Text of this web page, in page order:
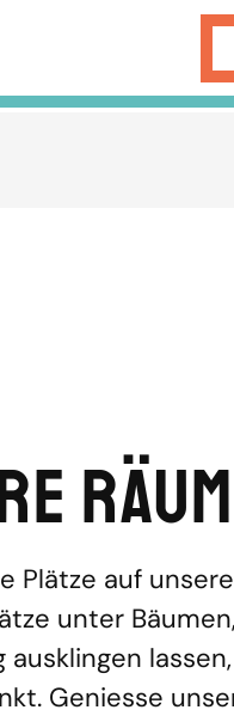
Plätze auf
unter
ausklingen
Geniesse